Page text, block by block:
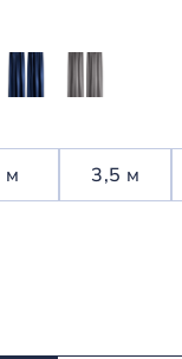
м 3,5 м